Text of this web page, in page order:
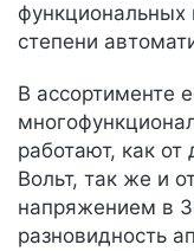
степени
В ассортименте
работают, как
Вольт, так же и
напряжением в
разновидность